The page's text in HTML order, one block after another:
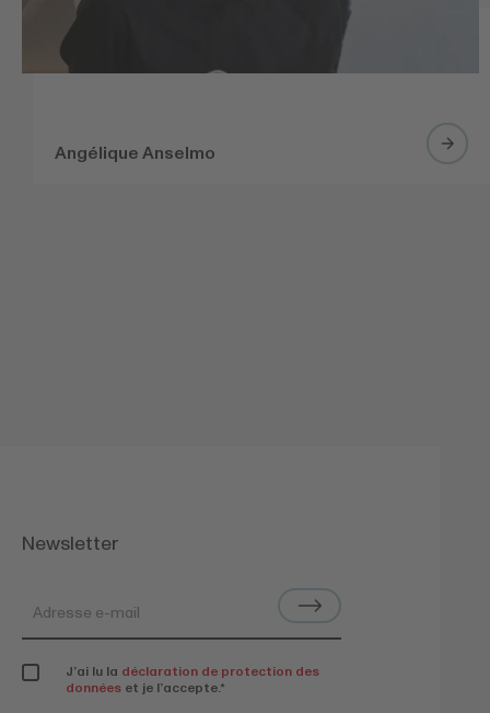
Angélique Anselmo
Newsletter
J’ai lu la déclaration de protection des
données et je l’accepte.*